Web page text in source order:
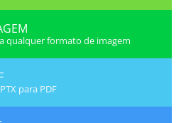
qualquer formato de imagem
para PDF